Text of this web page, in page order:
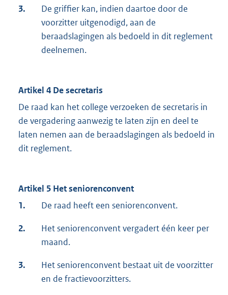
3.
De griffier kan, indien daartoe door de
voorzitter uitgenodigd, aan de
beraadslagingen als bedoeld in dit reglement
deelnemen.
Artikel 4 De secretaris
De raad kan het college verzoeken de secretaris in
de vergadering aanwezig te laten zijn en deel te
laten nemen aan de beraadslagingen als bedoeld in
dit reglement.
Artikel 5 Het seniorenconvent
1.
De raad heeft een seniorenconvent.
2.
Het seniorenconvent vergadert één keer per
maand.
3.
Het seniorenconvent bestaat uit de voorzitter
en de fractievoorzitters.